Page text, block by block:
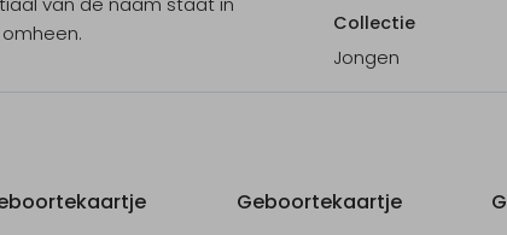
Collectie
Jongen
Geboortekaartje